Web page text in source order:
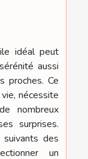
idéal peut
aussi
proches. Ce
nécessite
nombreux
surprises.
suivants des
un